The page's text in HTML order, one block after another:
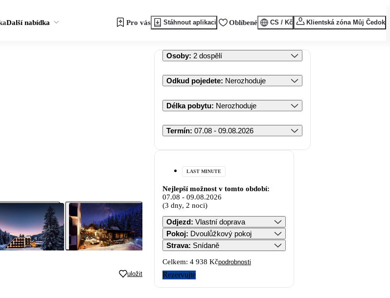
Další nabídka Pro vás Stáhnout aplikaci Oblíbené CS / Kč Klientská zóna Můj Čedok
uložit
Osoby: 2 dospělí
Odkud pojedete: Nerozhoduje
Délka pobytu: Nerozhoduje
Termín: 07.08 - 09.08.2026
LAST MINUTE
Nejlepší možnost v tomto období:
07.08 - 09.08.2026
(3 dny, 2 noci)
Odjezd: Vlastní doprava
Pokoj: Dvoulůžkový pokoj
Strava: Snídaně
Celkem: 4 938 Kčpodrobnosti
Rezervujte